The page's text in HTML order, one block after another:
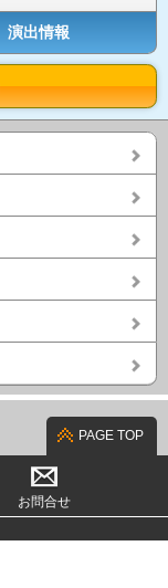
演出情報
PAGE TOP
お問合せ